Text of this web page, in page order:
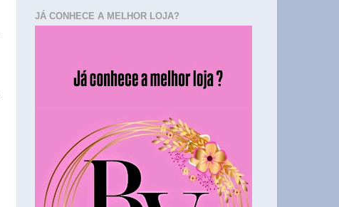
JÁ CONHECE A MELHOR LOJA?